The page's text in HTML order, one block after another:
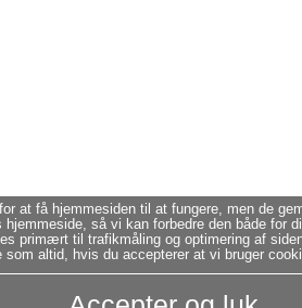
at få hjemmesiden til at fungere, men de
hjemmeside, så vi kan forbedre den både for
primært til trafikmåling og optimering af
som altid, hvis du accepterer at vi bruger